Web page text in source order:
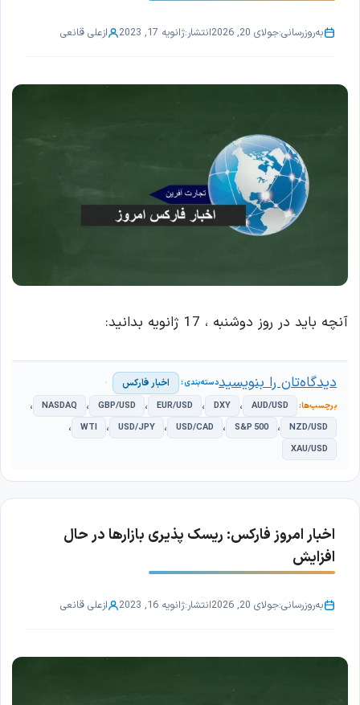
به‌روزرسانی:جولای 20, 2026 انتشار:ژانویه 17, 2023 ازعلی قانعی
آنچه باید در روز دوشنبه ، 17 ژانویه بدانید:
اخبار فارکس
AUD/USD ، DXY ، EUR/USD ، GBP/USD ، NASDAQ ،
NZD/USD ، S&P 500 ، USD/CAD ، USD/JPY ، WTI ،
XAU/USD
دیدگاه‌تان را بنویسید
اخبار امروز فارکس: ریسک پذیری بازارها در حال
افزایش
به‌روزرسانی:جولای 20, 2026 انتشار:ژانویه 16, 2023 ازعلی قانعی